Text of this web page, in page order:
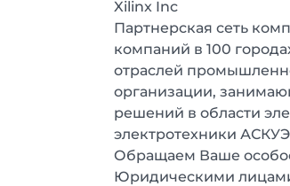
Xilinx Inc
Партнерская сеть
компаний в 100
отраслей
организации,
решений в области
электротехники
Обращаем Ваше
Юридическими